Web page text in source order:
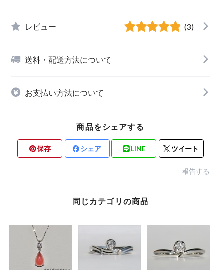
レビュー (3)
送料・配送方法について
お支払い方法について
商品をシェアする
保存 シェア LINE ツイート
報告する
同じカテゴリの商品